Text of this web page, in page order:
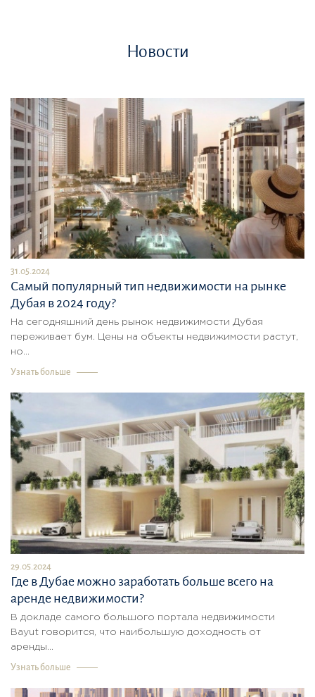
Новости
31.05.2024
Самый популярный тип недвижимости на рынке
Дубая в 2024 году?
На сегодняшний день рынок недвижимости Дубая
переживает бум. Цены на объекты недвижимости растут,
но...
Узнать больше
29.05.2024
Где в Дубае можно заработать больше всего на
аренде недвижимости?
В докладе самого большого портала недвижимости
Bayut говорится, что наибольшую доходность от
аренды...
Узнать больше